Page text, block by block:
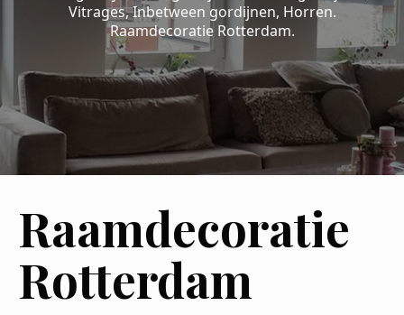
Vitrages, Inbetween gordijnen, Horren.
Raamdecoratie Rotterdam.
Raamdecoratie
Rotterdam